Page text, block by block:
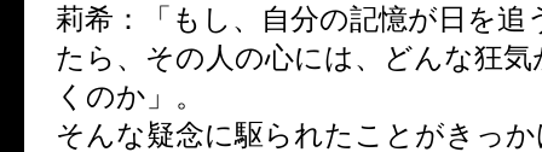
莉希：「もし、自分の記憶が日を追
たら、その人の心には、どんな狂
くのか」。
そんな疑念に駆られたことがきっ